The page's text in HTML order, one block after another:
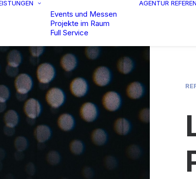
Events und Messen
Projekte im Raum
Full Service
AGENTUR